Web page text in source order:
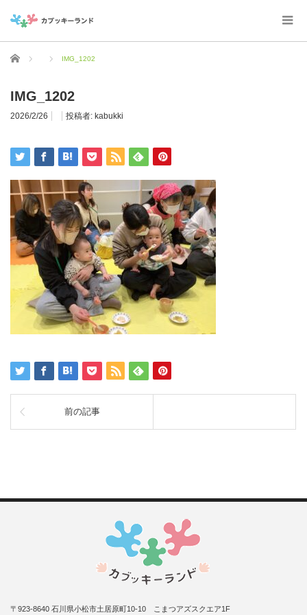
ホーム IMG_1202
IMG_1202
2026/2/26 投稿者: kabukki
前の記事
〒923-8640 石川県小松市土居原町10-10 こまつアズスクエア1F